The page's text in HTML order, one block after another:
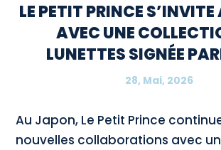
LE PETIT PRINCE
AVEC UNE
LUNETTES SIGNÉE
28, Mai, 2026
Au Japon, Le Petit Prince
nouvelles collaborations avec